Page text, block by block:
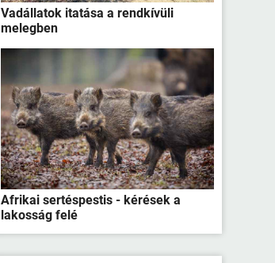
Vadállatok itatása a rendkívüli
melegben
Afrikai sertéspestis - kérések a
lakosság felé